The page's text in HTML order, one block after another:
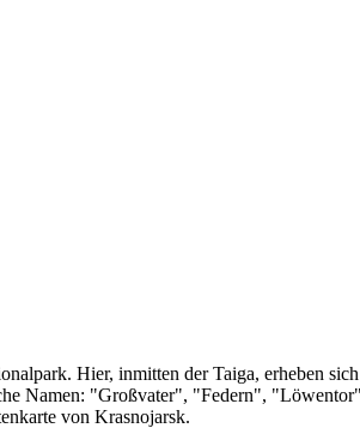
Hier, inmitten der Taiga, erheben
Namen: "Großvater", "Federn",
von Krasnojarsk.